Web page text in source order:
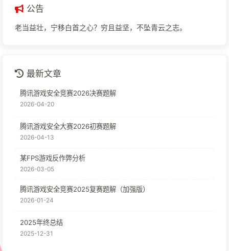
公告
老当益壮，宁移白首之心？穷且益坚，不坠青云之志。
最新文章
腾讯游戏安全竞赛2026决赛题解
2026-04-20
腾讯游戏安全大赛2026初赛题解
2026-04-13
某FPS游戏反作弊分析
2026-03-05
腾讯游戏安全竞赛2025复赛题解（加强版）
2026-01-24
2025年终总结
2025-12-31